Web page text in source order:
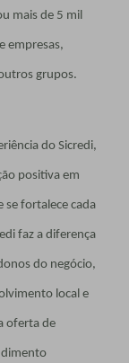
mais de 5 mil
empresas,
grupos.
do Sicredi,
positiva em
se fortalece cada
faz a diferença
do negócio,
local e
oferta de